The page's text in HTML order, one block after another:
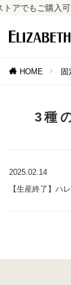
アでもご購入可
HOME 固
3種
2025.02.14
【生産終了】ハ